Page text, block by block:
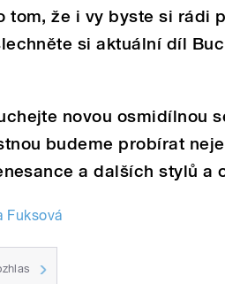
tom, že i vy byste si rádi
si aktuální díl
novou osmidílnou
budeme probírat
a dalších stylů a
Fuksová